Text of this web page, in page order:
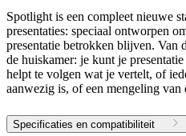
Spotlight is een compleet nieuwe
presentaties: speciaal ontworpen
presentatie betrokken blijven. Van
de huiskamer: je kunt je
helpt te volgen wat je vertelt, of
aanwezig is, of een mengeling van
Specificaties en compatibiliteit